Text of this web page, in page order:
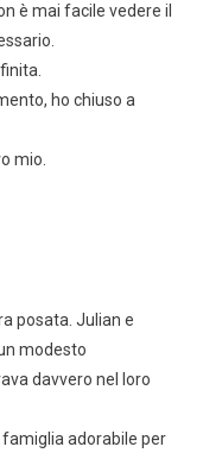
è mai facile vedere il
ho chiuso a
mio.
posata. Julian e
modesto
davvero nel loro
adorabile per